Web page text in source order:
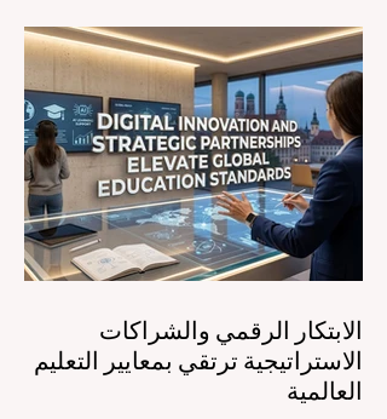
مشهد #التعليم_العالمي تحولاً جذرياً وتاريخياً.
في الرابع من أغسطس 2026، توافد خبراء
دوليون وصناع قرار ومبتكرون في مجال
#تكنولوجيا_التعليم إلى مركز المؤتمرات في
دافوس لمناقشة التحديات والفرص الأكثر
إلحاحاً في قطاع التعلم. أثبت هذا الحدث
البارز، الذي عُقد في لحظة حاسمة، أن إعطاء
الأولوية لرفع #جودة_التعليم هو المحفز
الأساسي وال
الابتكار الرقمي والشراكات
الاستراتيجية ترتقي بمعايير التعليم
العالمية